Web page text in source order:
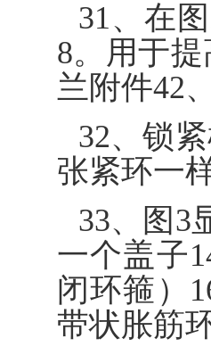
31、在
8。用于
兰附件42
32、锁
张紧环一样
33、图3
一个盖子
闭环箍）
带状胀筋